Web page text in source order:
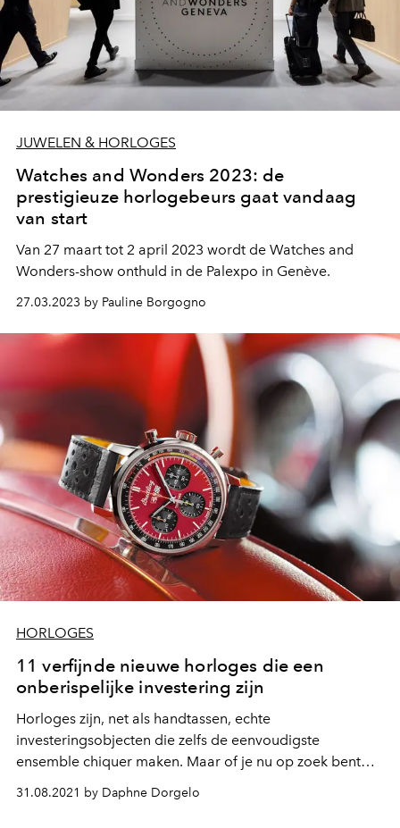
JUWELEN & HORLOGES
Watches and Wonders 2023: de
prestigieuze horlogebeurs gaat vandaag
van start
Van 27 maart tot 2 april 2023 wordt de Watches and
Wonders-show onthuld in de Palexpo in Genève.
27.03.2023 by Pauline Borgogno
HORLOGES
11 verfijnde nieuwe horloges die een
onberispelijke investering zijn
Horloges zijn, net als handtassen, echte
investeringsobjecten die zelfs de eenvoudigste
ensemble chiquer maken. Maar of je nu op zoek bent
aanbod kan groot zijn. Bekijk onze selectie nieuwe
31.08.2021 by Daphne Dorgelo